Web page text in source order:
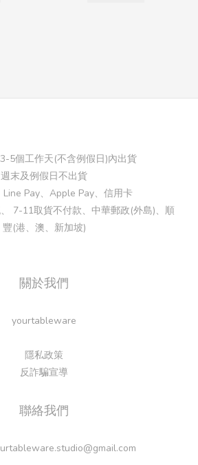
5個工作天(不含例假日)內出貨
週末及例假日不出貨
Line Pay、Apple Pay、信用卡
7-11取貨不付款、中華郵政(外島)、順
豐(港、澳、新加坡)
關於我們
yourtableware
隱私政策
反詐騙宣導
聯絡我們